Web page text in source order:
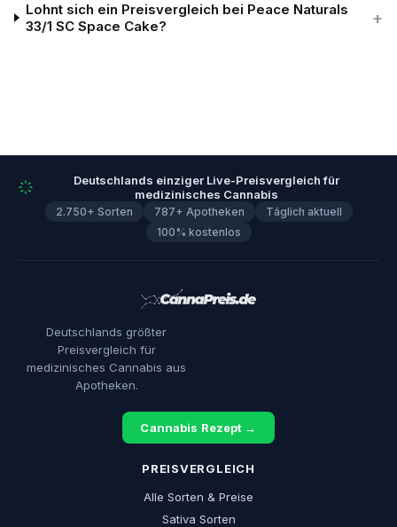
Lohnt sich ein Preisvergleich bei Peace Naturals
33/1 SC Space Cake?
+
Deutschlands einziger Live-Preisvergleich für
medizinisches Cannabis
2.750+ Sorten 787+ Apotheken
Täglich aktuell
100% kostenlos
Deutschlands größter
Preisvergleich für
medizinisches Cannabis aus
Apotheken.
Cannabis Rezept →
PREISVERGLEICH
Alle Sorten & Preise
Sativa Sorten